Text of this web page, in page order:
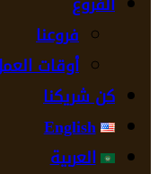
فروعنا
أوقات العمل
شريكنا
English
العربية